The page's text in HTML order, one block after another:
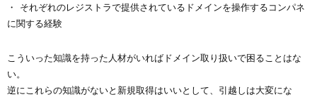
それぞれのレジストラで提供されているドメインを操作するコンパネ
に関する経験
こういった知識を持った人材がいればドメイン取り扱いで困ることはな
い。
逆にこれらの知識がないと新規取得はいいとして、引越しは大変にな